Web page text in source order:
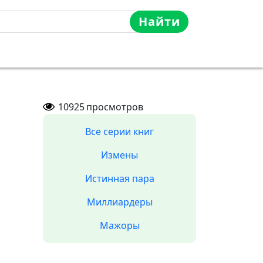
Найти
10925просмотров
Все серии книг
Измены
Истинная пара
Миллиардеры
Мажоры